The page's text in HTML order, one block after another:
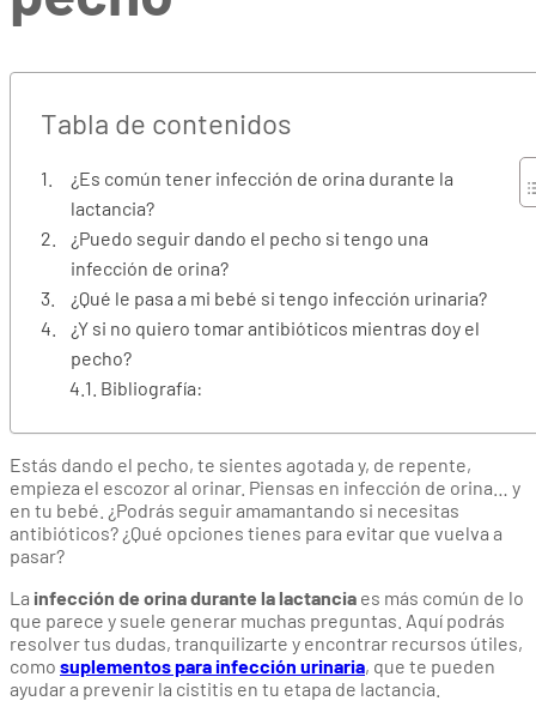
Tabla de contenidos
¿Es común tener infección de orina durante la
lactancia?
¿Puedo seguir dando el pecho si tengo una
infección de orina?
¿Qué le pasa a mi bebé si tengo infección urinaria?
¿Y si no quiero tomar antibióticos mientras doy el
pecho?
Bibliografía:
Estás dando el pecho, te sientes agotada y, de repente,
empieza el escozor al orinar. Piensas en infección de orina… y
en tu bebé. ¿Podrás seguir amamantando si necesitas
antibióticos? ¿Qué opciones tienes para evitar que vuelva a
pasar?
La infección de orina durante la lactancia es más común de lo
que parece y suele generar muchas preguntas. Aquí podrás
resolver tus dudas, tranquilizarte y encontrar recursos útiles,
como suplementos para infección urinaria, que te pueden
ayudar a prevenir la cistitis en tu etapa de lactancia.